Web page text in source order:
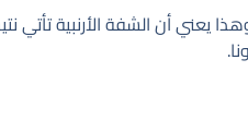
يعني أن الشفة الأرنبية